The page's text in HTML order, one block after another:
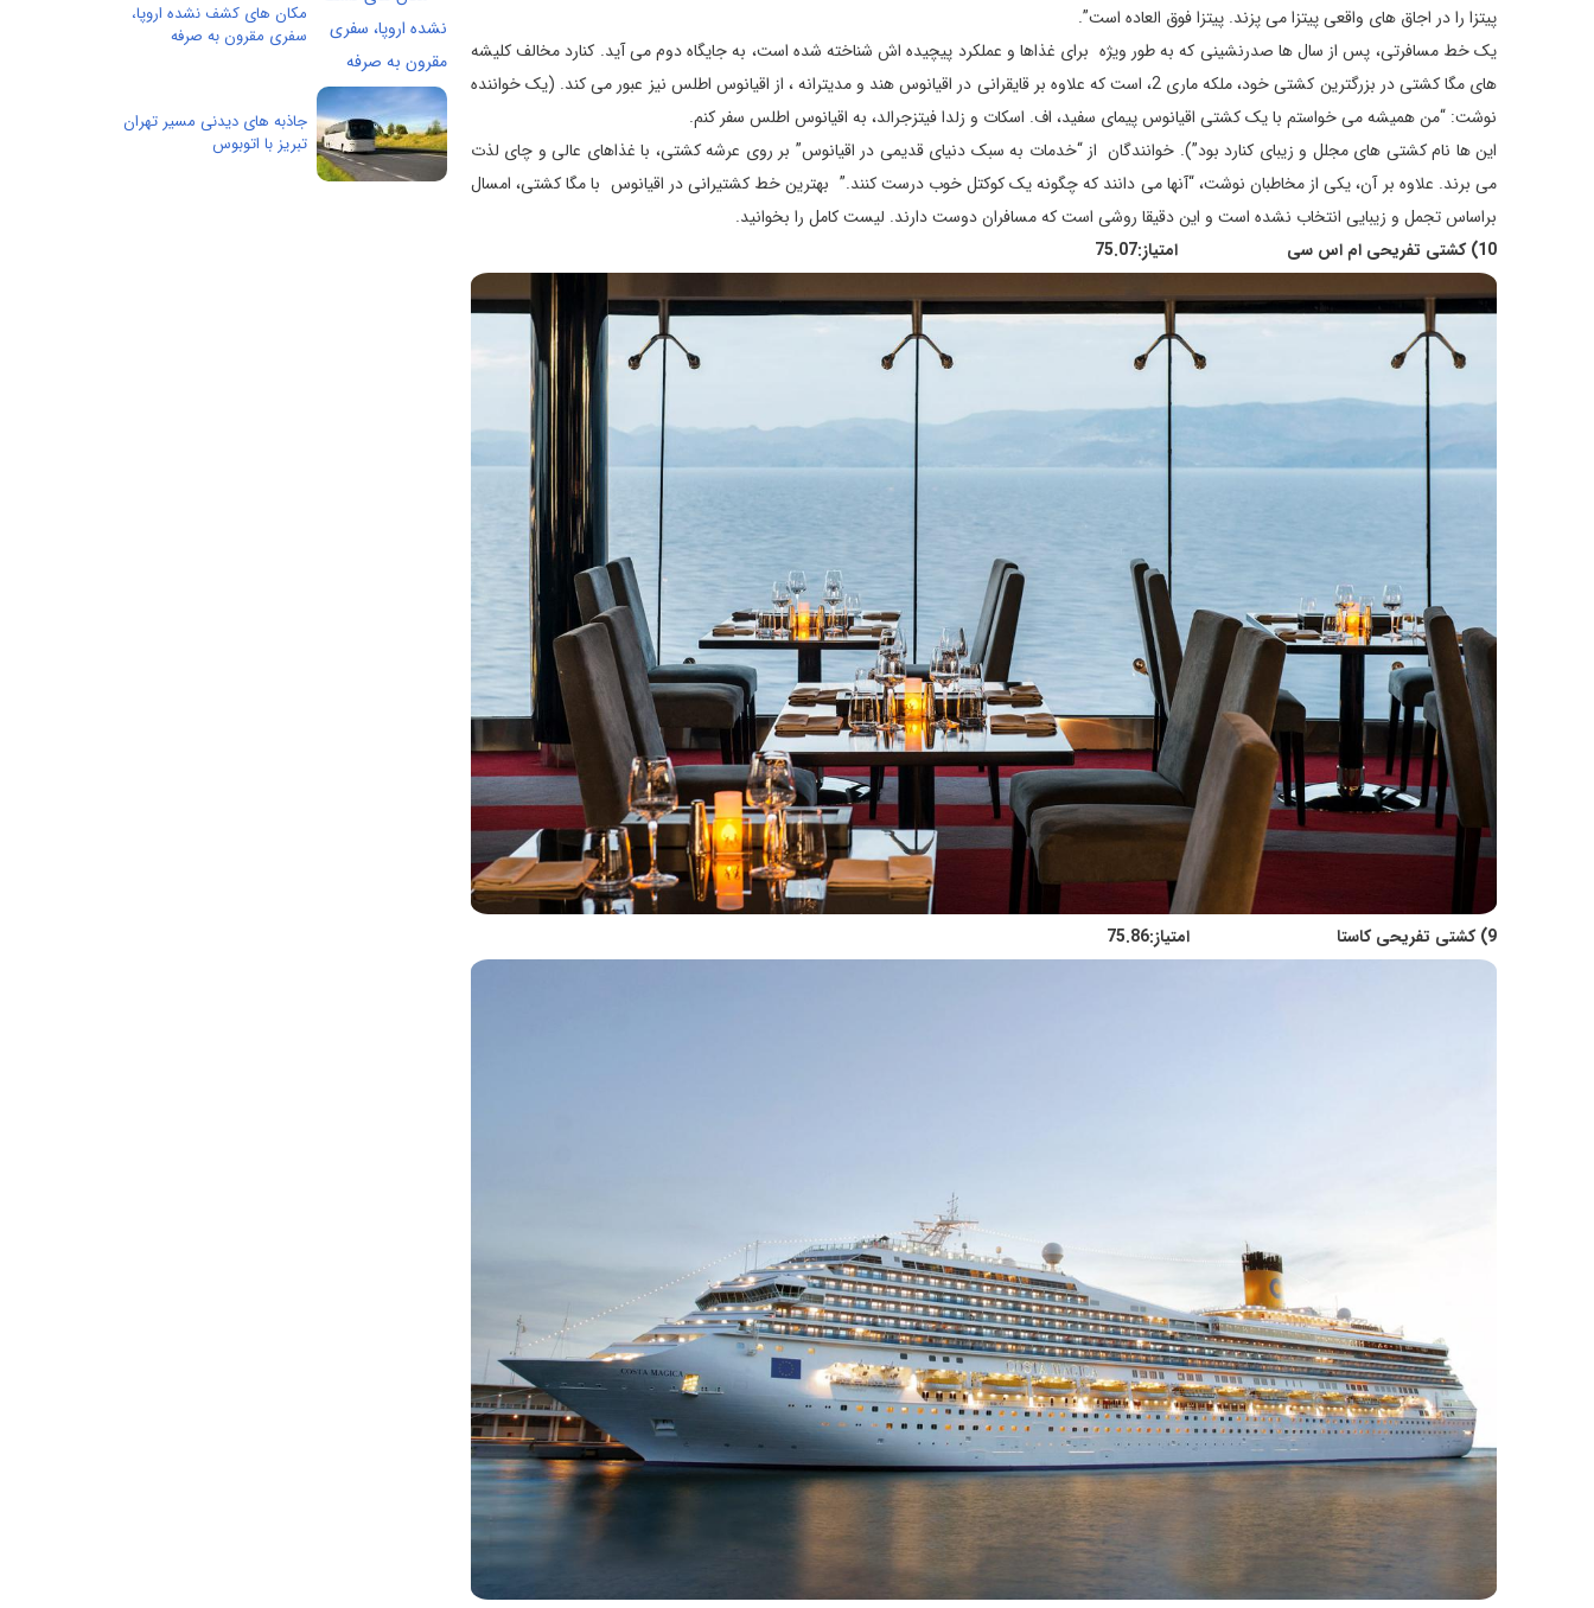
پیتزا را در اجاق های واقعی پیتزا می پزند. پیتزا فوق العاده است”.
یک خط مسافرتی، پس از سال ها صدرنشینی که به طور ویژه برای غذاها و عملکرد پیچیده اش شناخته شده است، به جایگاه دوم می آید. کنارد مخالف کلیشه
های مگا کشتی در بزرگترین کشتی خود، ملکه ماری 2، است که علاوه بر قایقرانی در اقیانوس هند و مدیترانه ، از اقیانوس اطلس نیز عبور می کند. (یک خواننده
نوشت: “من همیشه می خواستم با یک کشتی اقیانوس پیمای سفید، اف. اسکات و زلدا فیتزجرالد، به اقیانوس اطلس سفر کنم.
این ها نام کشتی های مجلل و زیبای کنارد بود”). خوانندگان از “خدمات به سبک دنیای قدیمی در اقیانوس” بر روی عرشه کشتی، با غذاهای عالی و چای لذت
می برند. علاوه بر آن، یکی از مخاطبان نوشت، “آنها می دانند که چگونه یک کوکتل خوب درست کنند.” بهترین خط کشتیرانی در اقیانوس با مگا کشتی، امسال
براساس تجمل و زیبایی انتخاب نشده است و این دقیقا روشی است که مسافران دوست دارند. لیست کامل را بخوانید.
10) کشتی تفریحی ام اس سی امتیاز:75.07
9) کشتی تفریحی کاستا امتیاز:75.86
مکان های کشف نشده اروپا،
سفری مقرون به صرفه
جاذبه های دیدنی مسیر تهران
تبریز با اتوبوس